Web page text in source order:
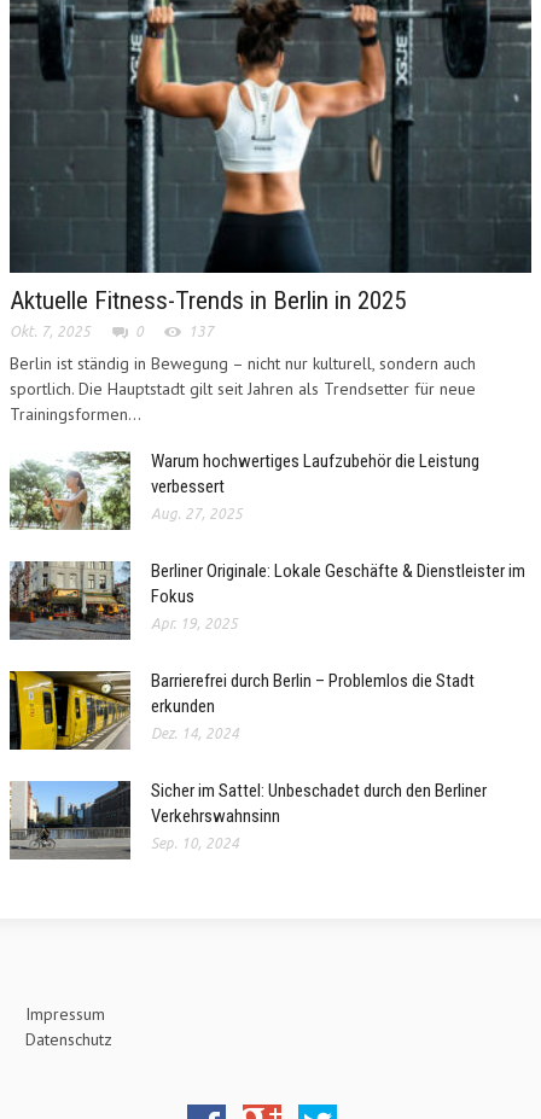
Aktuelle Fitness-Trends in Berlin in 2025
Okt. 7, 2025 0 137
Berlin ist ständig in Bewegung – nicht nur kulturell, sondern auch
sportlich. Die Hauptstadt gilt seit Jahren als Trendsetter für neue
Trainingsformen...
Warum hochwertiges Laufzubehör die Leistung
verbessert
Aug. 27, 2025
Berliner Originale: Lokale Geschäfte & Dienstleister im
Fokus
Apr. 19, 2025
Barrierefrei durch Berlin – Problemlos die Stadt
erkunden
Dez. 14, 2024
Sicher im Sattel: Unbeschadet durch den Berliner
Verkehrswahnsinn
Sep. 10, 2024
Impressum
Datenschutz